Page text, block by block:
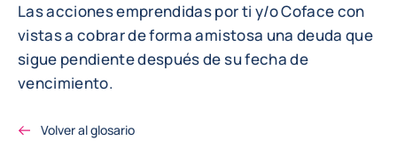
Las acciones emprendidas por ti y/o Coface con
vistas a cobrar de forma amistosa una deuda que
sigue pendiente después de su fecha de
vencimiento.
Volver al glosario